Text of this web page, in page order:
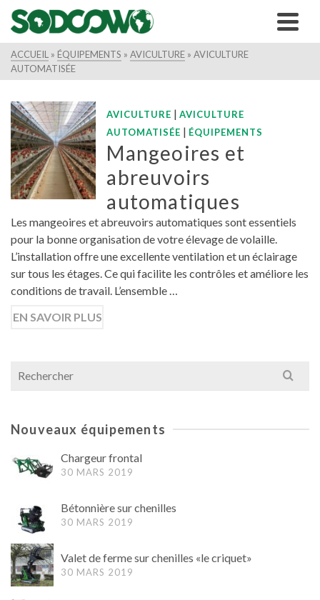
ACCUEIL » ÉQUIPEMENTS » AVICULTURE » AVICULTURE
AUTOMATISÉE
AVICULTURE |AVICULTURE
AUTOMATISÉE | ÉQUIPEMENTS
Mangeoires et
abreuvoirs
automatiques
Les mangeoires et abreuvoirs automatiques sont essentiels
pour la bonne organisation de votre élevage de volaille.
L’installation offre une excellente ventilation et un éclairage
sur tous les étages. Ce qui facilite les contrôles et améliore les
conditions de travail. L’ensemble …
EN SAVOIR PLUS
Search
Nouveaux équipements
Chargeur frontal
30 MARS 2019
Bétonnière sur chenilles
30 MARS 2019
Valet de ferme sur chenilles «le criquet»
30 MARS 2019